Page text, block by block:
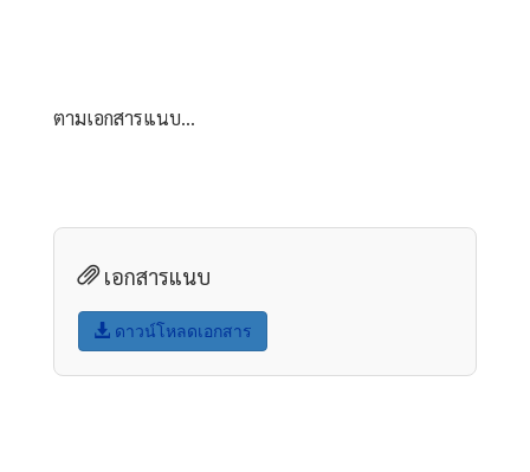
ตามเอกสารแนบ...
เอกสารแนบ
ดาวน์โหลดเอกสาร